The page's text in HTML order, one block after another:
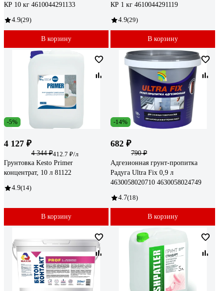
КР 10 кг 4610044291133
4.9(29)
В корзину
КР 1 кг 4610044291119
4.9(29)
В корзину
-5%
4 127 ₽
4 344 ₽412.7 ₽/л
Грунтовка Kesto Primer
концентрат, 10 л 81122
4.9(14)
В корзину
-14%
682 ₽
790 ₽
Адгезионная грунт-пропитка
Радуга Ultra Fix 0,9 л
4630058020710 4630058024749
4.7(18)
В корзину